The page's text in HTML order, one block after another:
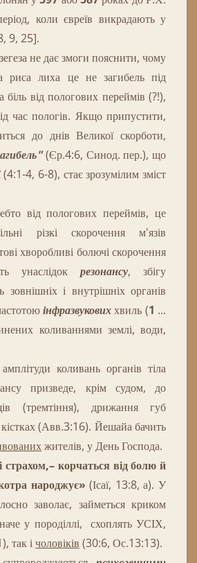
коли євреїв викрадають у
9, 25].
недаєзмоги пояснити, чому
риса лиха це не загибель під
а біль від пологових переймів (?!),
час пологів. Якщо припустити,
до днів Великої скорботи,
(Єр.4:6, Синод. пер.), що
(4:1-4, 6-8), стає зрозумілим зміст
від пологових переймів, це
різкі скорочення м'язів
хворобливі болючі скорочення
унаслідок резонансу, збігу
зовнішніх і внутрішніх органів
інфразвуковиххвиль (1 ...
коливаннями землі, води,
коливань органів тіла
призведе, крім судом, до
(тремтіння), дрижання губ
(Авв.3:16). Йешайа бачить
жителів, у День Господа.
страхом,– корчаться від болю й
народжує» (Ісаї, 13:8, а). У
заволає, займеться криком
у породіллі, схоплять УСІХ,
так ічоловіків (30:6, Ос.13:13).